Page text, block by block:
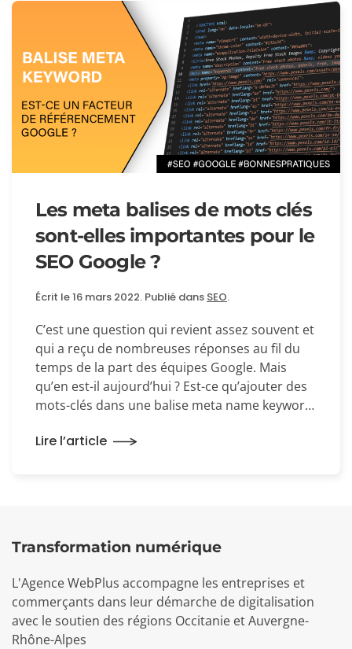
Les meta balises de mots clés
sont-elles importantes pour le
SEO Google ?
Écrit le16 mars 2022. Publié dans SEO.
C’est une question qui revient assez souvent et
qui a reçu de nombreuses réponses au fil du
temps de la part des équipes Google. Mais
qu’en est-il aujourd’hui ? Est-ce qu’ajouter des
mots-clés dans une balise meta name keywor…
Lire l’article
Transformation numérique
L'Agence WebPlus accompagne les entreprises et
commerçants dans leur démarche de digitalisation
avec le soutien des régions Occitanie et Auvergne-
Rhône-Alpes